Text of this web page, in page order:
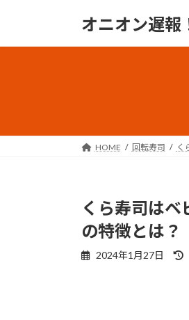
オニオン遅報
HOME 回転寿司 く
くら寿司はベ
の特徴とは？
2024年1月27日